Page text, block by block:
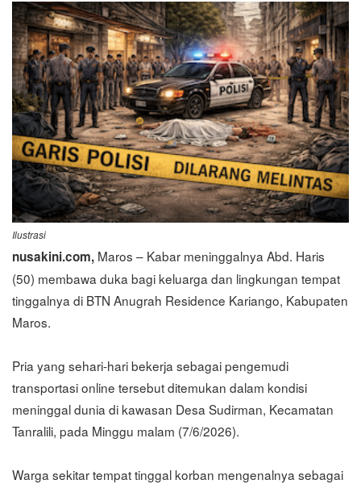
Ilustrasi
nusakini.com, Maros – Kabar meninggalnya Abd. Haris
(50) membawa duka bagi keluarga dan lingkungan tempat
tinggalnya di BTN Anugrah Residence Kariango, Kabupaten
Maros.
Pria yang sehari-hari bekerja sebagai pengemudi
transportasi online tersebut ditemukan dalam kondisi
meninggal dunia di kawasan Desa Sudirman, Kecamatan
Tanralili, pada Minggu malam (7/6/2026).
Warga sekitar tempat tinggal korban mengenalnya sebagai